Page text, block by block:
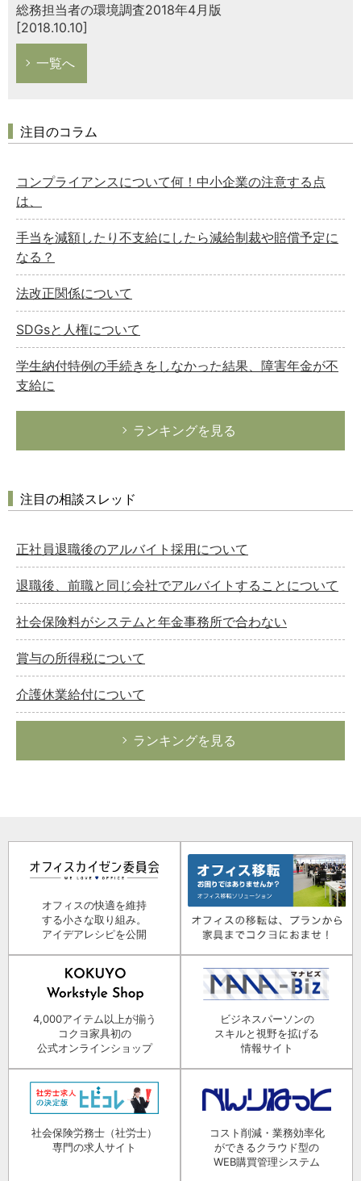
総務担当者の環境調査2018年4月版
[2018.10.10]
一覧へ
注目のコラム
コンプライアンスについて何！中小企業の注意する点
は、
手当を減額したり不支給にしたら減給制裁や賠償予定に
なる？
法改正関係について
SDGsと人権について
学生納付特例の手続きをしなかった結果、障害年金が不
支給に
ランキングを見る
注目の相談スレッド
正社員退職後のアルバイト採用について
退職後、前職と同じ会社でアルバイトすることについて
社会保険料がシステムと年金事務所で合わない
賞与の所得税について
介護休業給付について
ランキングを見る
オフィスの快適を維持
する小さな取り組み。
アイデアレシピを公開
4,000アイテム以上が揃う
コクヨ家具初の
公式オンラインショップ
ビジネスパーソンの
スキルと視野を拡げる
情報サイト
社会保険労務士（社労士）
専門の求人サイト
コスト削減・業務効率化
ができるクラウド型の
WEB購買管理システム